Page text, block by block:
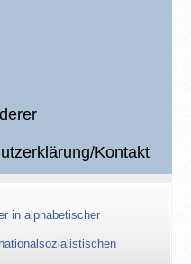
Kontakt
in alphabetischer